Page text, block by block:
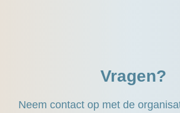
Vragen?
Neem contact op met de